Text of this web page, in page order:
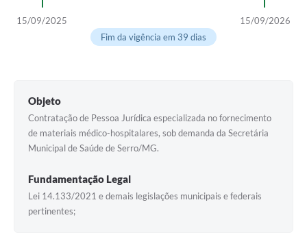
Horário - Linhas Municipais de Coletivos
Emissão de Contracheque
Chamamento Público
Convênios
Arquivos para Download
15/09/2025
15/09/2026
Fim da vigência em 39 dias
Objeto
Contratação de Pessoa Jurídica especializada no fornecimento
de materiais médico-hospitalares, sob demanda da Secretária
Municipal de Saúde de Serro/MG.
Fundamentação Legal
Lei 14.133/2021 e demais legislações municipais e federais
pertinentes;